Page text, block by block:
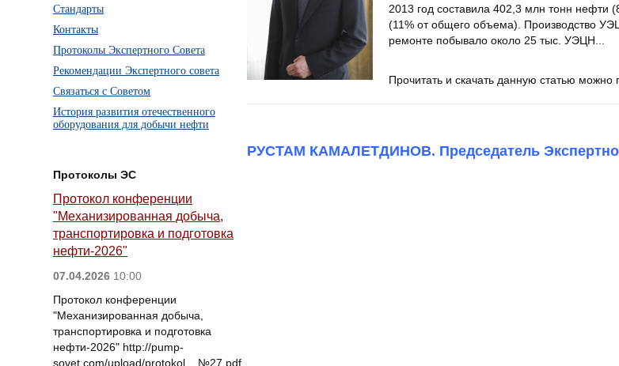
Стандарты
Контакты
Протоколы Экспертного Совета
Рекомендации Экспертного совета
Связаться с Советом
История развития отечественного
оборудования для добычи нефти
Протоколы ЭС
Протокол конференции
"Механизированная добыча,
транспортировка и подготовка
нефти-2026"
07.04.2026 10:00
Протокол конференции
"Механизированная добыча,
транспортировка и подготовка
нефти-2026" http://pump-
sovet.com/upload/protokol__№27.pdf
2013 год составила 402,3 млн тонн
(11% от общего объема). Производство
ремонте побывало около 25 тыс. УЭЦН...
Прочитать и скачать данную статью можно
РУСТАМ КАМАЛЕТДИНОВ. Председатель